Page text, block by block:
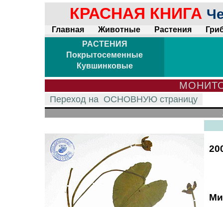
КРАСНАЯ КНИГА
Главная Животные Растения
РАСТЕНИЯ
Покрытосеменные
Кувшинковые
Переход на ОСНОВНУЮ страницу